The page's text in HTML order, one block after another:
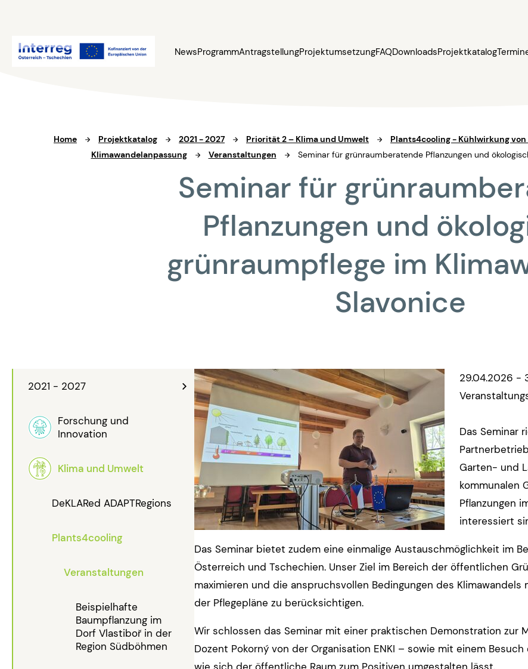
NewsProgrammAntragstellungProjektumsetzungFAQDownloadsProjektkatalog
Home Projektkatalog 2021 - 2027 Priorität 2 – Klima und Umwelt
Plants4cooling - Kühlwirkung
Klimawandelanpassung
Veranstaltungen Seminar für grünraumberatende Pflanzungen und
Seminar für
Pflanzungen und
grünraumpflege im
Slavonice
2021 - 2027
Forschung und
Innovation
Klima und Umwelt
DeKLARed ADAPTRegions
Plants4cooling
Veranstaltungen
Beispielhafte
Baumpflanzung im
Dorf Vlastiboř in der
Region Südböhmen
29.04.2026 -
Das Seminar
Garten- und
kommunalen
Pflanzungen
interessiert
Das Seminar bietet zudem eine einmalige Austauschmöglichkeit im
Österreich und Tschechien. Unser Ziel im Bereich der öffentlichen
maximieren und die anspruchsvollen Bedingungen des
der Pflegepläne zu berücksichtigen.
Wir schlossen das Seminar mit einer praktischen Demonstration zur
Dozent Pokorný von der Organisation ENKI – sowie mit einem